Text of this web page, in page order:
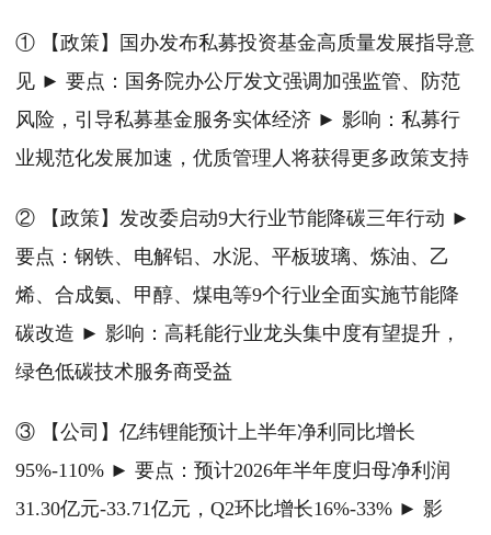
① 【政策】国办发布私募投资基金高质量发展指导意
见 ► 要点：国务院办公厅发文强调加强监管、防范
风险，引导私募基金服务实体经济 ► 影响：私募行
业规范化发展加速，优质管理人将获得更多政策支持
② 【政策】发改委启动9大行业节能降碳三年行动 ►
要点：钢铁、电解铝、水泥、平板玻璃、炼油、乙
烯、合成氨、甲醇、煤电等9个行业全面实施节能降
碳改造 ► 影响：高耗能行业龙头集中度有望提升，
绿色低碳技术服务商受益
③ 【公司】亿纬锂能预计上半年净利同比增长
95%-110% ► 要点：预计2026年半年度归母净利润
31.30亿元-33.71亿元，Q2环比增长16%-33% ► 影